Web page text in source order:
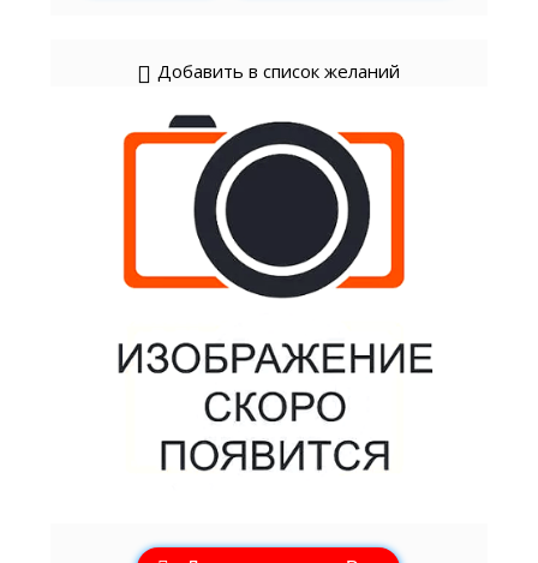
Добавить в список желаний